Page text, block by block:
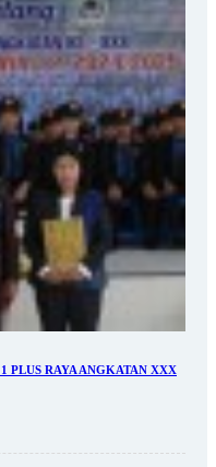
PLUS RAYA ANGKATAN XXX